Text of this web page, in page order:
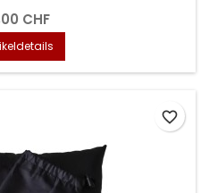
CHF
favorite_border